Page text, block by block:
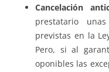
Cancelación
prestatario
previstas en la
Pero, si al
oponibles las